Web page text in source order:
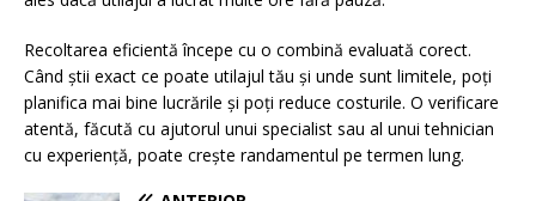
Recoltarea eficientă începe cu o combină evaluată corect.
Când știi exact ce poate utilajul tău și unde sunt limitele, poți
planifica mai bine lucrările și poți reduce costurile. O verificare
atentă, făcută cu ajutorul unui specialist sau al unui tehnician
cu experiență, poate crește randamentul pe termen lung.